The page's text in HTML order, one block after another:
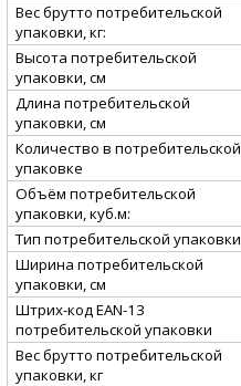
Вес брутто потребительской
упаковки, кг:
Высота потребительской
упаковки, см
Длина потребительской
упаковки, см
Количество в потребительской
упаковке
Объём потребительской
упаковки, куб.м:
Тип потребительской упаковки
Ширина потребительской
упаковки, см
Штрих-код EAN-13
потребительской упаковки
Вес брутто потребительской
упаковки, кг